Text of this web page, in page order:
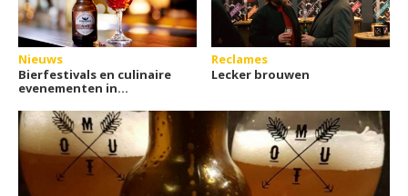
Nieuws
Bierfestivals en culinaire
evenementen in
Reclames
Lecker brouwen